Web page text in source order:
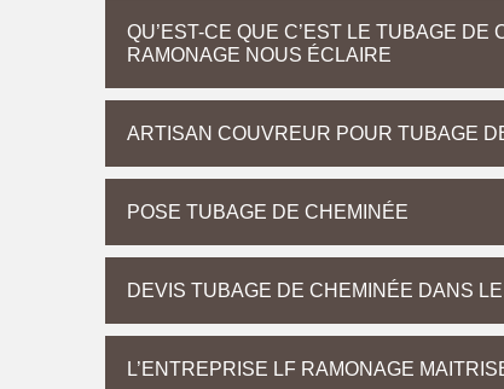
QU’EST-CE QUE C’EST LE TUBAGE DE
RAMONAGE NOUS ÉCLAIRE
ARTISAN COUVREUR POUR TUBAGE
POSE TUBAGE DE CHEMINÉE
DEVIS TUBAGE DE CHEMINÉE DANS
L’ENTREPRISE LF RAMONAGE